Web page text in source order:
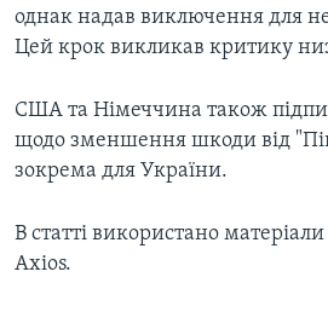
однак надав виключення для
Цей крок викликав критику
США та Німеччина також
щодо зменшення шкоди від
зокрема для України.
В статті використано
Axios.